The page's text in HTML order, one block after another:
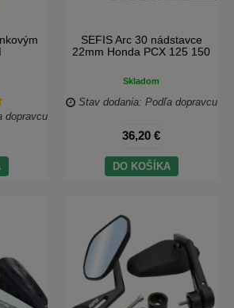
dopravcu
SEFIS Arc 30 nádstavce
22mm Honda PCX 125 150
Skladom
Stav dodania: Podľa dopravcu
36,20 €
DO KOŠÍKA